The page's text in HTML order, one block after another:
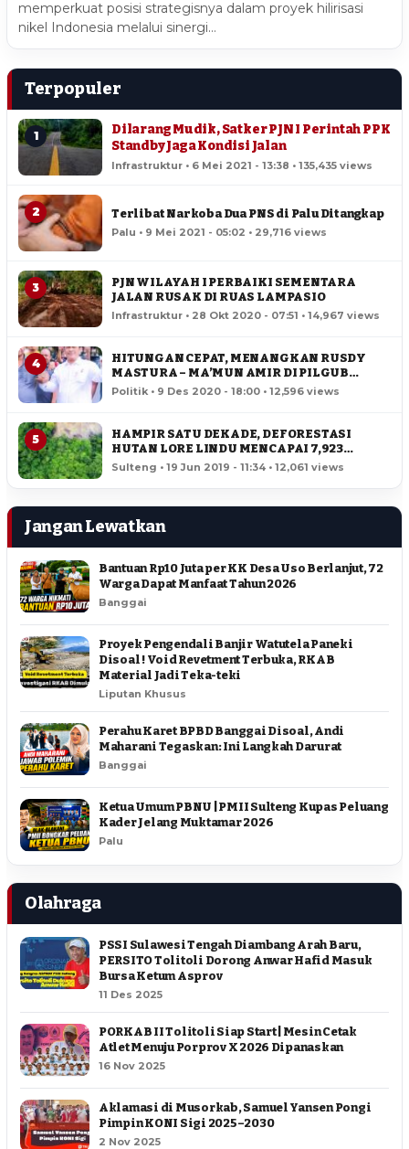
memperkuat posisi strategisnya dalam proyek hilirisasi
nikel Indonesia melalui sinergi…
Terpopuler
1
Dilarang Mudik, Satker PJN I Perintah PPK
Standby Jaga Kondisi Jalan
Infrastruktur • 6 Mei 2021 - 13:38 • 135,435 views
2 Terlibat Narkoba Dua PNS di Palu Ditangkap
Palu • 9 Mei 2021 - 05:02 • 29,716 views
3
PJN WILAYAH I PERBAIKI SEMENTARA
JALAN RUSAK DI RUAS LAMPASIO
Infrastruktur • 28 Okt 2020 - 07:51 • 14,967 views
4
HITUNGAN CEPAT, MENANGKAN RUSDY
MASTURA – MA’MUN AMIR DI PILGUB
SULTENG
Politik • 9 Des 2020 - 18:00 • 12,596 views
5
HAMPIR SATU DEKADE, DEFORESTASI
HUTAN LORE LINDU MENCAPAI 7,923
HEKTAR
Sulteng • 19 Jun 2019 - 11:34 • 12,061 views
Jangan Lewatkan
Bantuan Rp10 Juta per KK Desa Uso Berlanjut, 72
Warga Dapat Manfaat Tahun 2026
Banggai
Proyek Pengendali Banjir Watutela Paneki
Disoal ! Void Revetment Terbuka, RKAB
Material Jadi Teka-teki
Liputan Khusus
Perahu Karet BPBD Banggai Disoal, Andi
Maharani Tegaskan: Ini Langkah Darurat
Banggai
Ketua Umum PBNU | PMII Sulteng Kupas Peluang
Kader Jelang Muktamar 2026
Palu
Olahraga
PSSI Sulawesi Tengah Diambang Arah Baru,
PERSITO Tolitoli Dorong Anwar Hafid Masuk
Bursa Ketum Asprov
11 Des 2025
PORKAB II Tolitoli Siap Start | Mesin Cetak
Atlet Menuju Porprov X 2026 Dipanaskan
16 Nov 2025
Aklamasi di Musorkab, Samuel Yansen Pongi
Pimpin KONI Sigi 2025–2030
2 Nov 2025